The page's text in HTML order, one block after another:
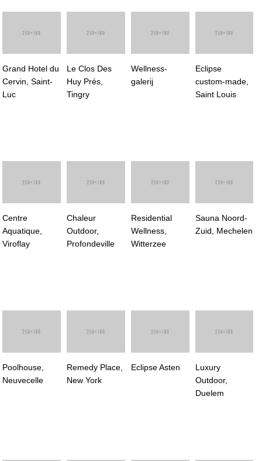
Grand Hotel du
Cervin, Saint-
Luc
Le Clos Des
Huy Prés,
Tingry
Wellness-
galerij
Eclipse
custom-made,
Saint Louis
Centre
Aquatique,
Viroflay
Chaleur
Outdoor,
Profondeville
Residential
Wellness,
Witterzee
Sauna Noord-
Zuid, Mechelen
Poolhouse,
Neuvecelle
Remedy Place,
New York
Eclipse Asten
Luxury
Outdoor,
Duelem